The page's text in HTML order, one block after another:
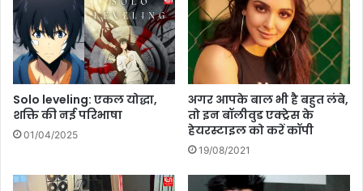
र
ह
म
ला
या
फि
ल्म
वि
s
s
M
o
n
t
h
:
न
Solo leveling: एकल योद्धा,
शक्ति की नई परिभाषा
01/04/2025
अगर आपके बाल भी है बहुत लंबे,
तो इन बॉलीवुड एक्ट्रेस के
हेयरस्टाइल को करें कॉपी
19/08/2021